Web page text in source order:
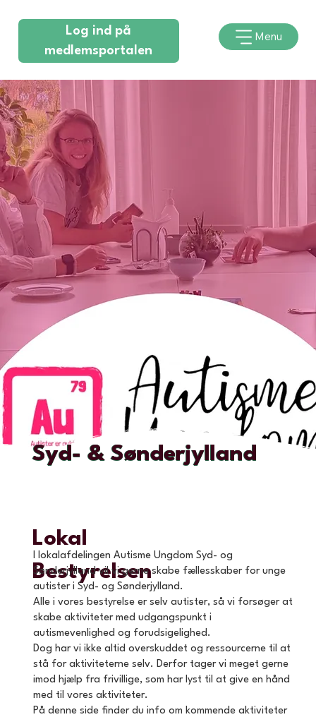
Log ind på
medlemsportalen
Menu
Syd- & Sønderjylland
Lokal
Bestyrelsen
I lokalafdelingen Autisme Ungdom Syd- og
Sønderjylland vil vi gerne skabe fællesskaber for unge
autister i Syd- og Sønderjylland.
Alle i vores bestyrelse er selv autister, så vi forsøger at
skabe aktiviteter med udgangspunkt i
autismevenlighed og forudsigelighed.
Dog har vi ikke altid overskuddet og ressourcerne til at
stå for aktiviteterne selv. Derfor tager vi meget gerne
imod hjælp fra frivillige, som har lyst til at give en hånd
med til vores aktiviteter.​
På denne side finder du info om kommende aktiviteter